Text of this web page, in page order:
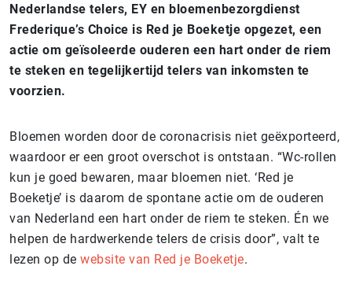
Nederlandse telers, EY en bloemenbezorgdienst
Frederique’s Choice is Red je Boeketje opgezet, een
actie om geïsoleerde ouderen een hart onder de riem
te steken en tegelijkertijd telers van inkomsten te
voorzien.
Bloemen worden door de coronacrisis niet geëxporteerd,
waardoor er een groot overschot is ontstaan. “Wc-rollen
kun je goed bewaren, maar bloemen niet. ‘Red je
Boeketje’ is daarom de spontane actie om de ouderen
van Nederland een hart onder de riem te steken. Én we
helpen de hardwerkende telers de crisis door”, valt te
lezen op de website van Red je Boeketje.